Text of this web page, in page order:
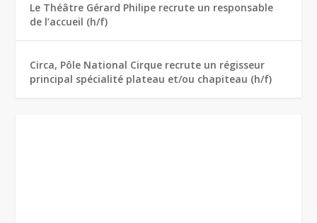
Le Théâtre Gérard Philipe recrute un responsable
de l’accueil (h/f)
Circa, Pôle National Cirque recrute un régisseur
principal spécialité plateau et/ou chapiteau (h/f)